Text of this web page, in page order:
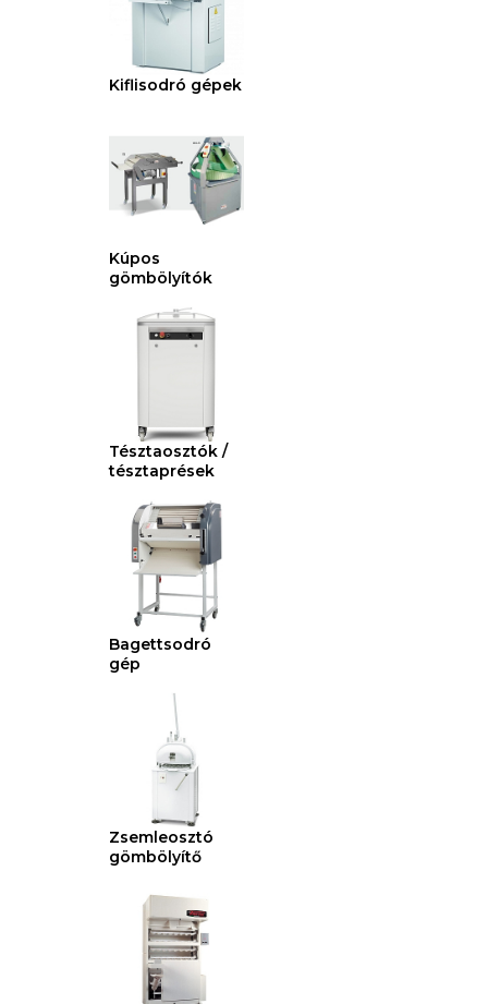
Kiflisodró gépek
Kúpos
gömbölyítók
Tésztaosztók /
tésztaprések
Bagettsodró
gép
Zsemleosztó
gömbölyítő